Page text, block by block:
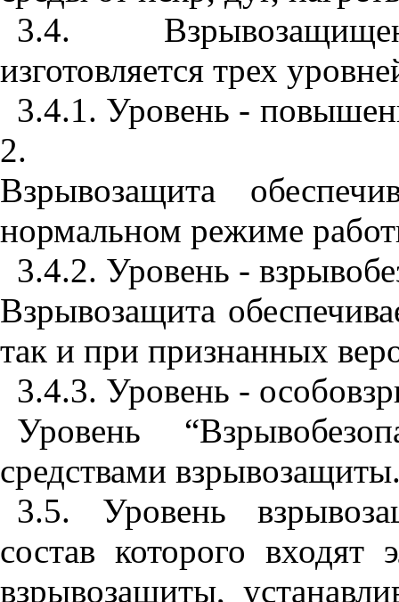
3.4.
изготовляется трех
3.4.1. Уровень -
2.
Взрывозащита
нормальном режиме
3.4.2. Уровень -
Взрывозащита
так и при признанных
3.4.3. Уровень -
Уровень
средствами
3.5. Уровень
состав которого
взрывозащиты,